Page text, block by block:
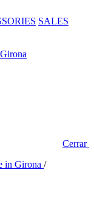
SALES
Cerrar
in Girona /